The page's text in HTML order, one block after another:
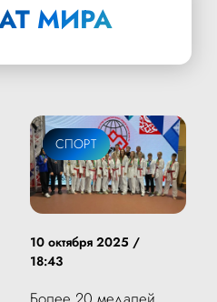
МИРА
СПОРТ
10 октября 2025 /
18:43